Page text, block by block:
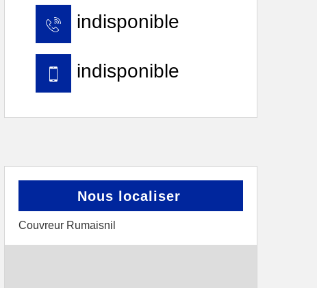
indisponible
indisponible
Nous localiser
Couvreur Rumaisnil